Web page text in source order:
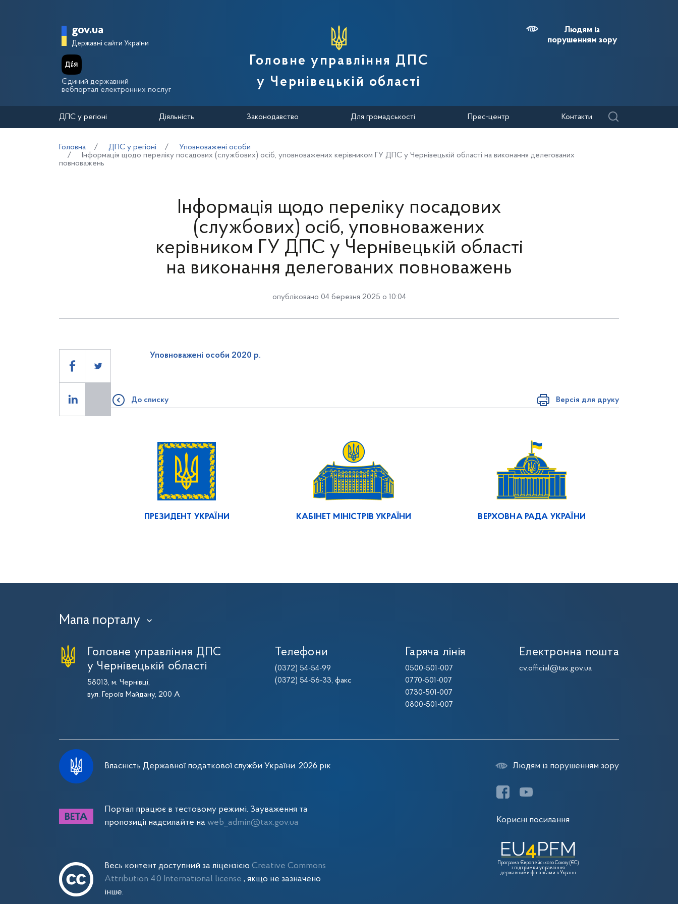
Головна сторінка Державної податкової служби України
gov.ua
Державні сайти України
Єдиний державний
вебпортал електронних послуг
Головне управління ДПС
у Чернівецькій області
Людям із
порушенням зору
ДПС у регіоні Діяльність Законодавство Для громадськості Прес-центр Контакти
Головна ДПС у регіоні
Уповноважені особи
Інформація щодо переліку посадових (службових) осіб, уповноважених керівником ГУ ДПС у Чернівецькій області на виконання делегованих
повноважень
Інформація щодо переліку посадових
(службових) осіб, уповноважених
керівником ГУ ДПС у Чернівецькій області
на виконання делегованих повноважень
опубліковано 04 березня 2025 о 10:04
Уповноважені особи 2020 р.
Версія для друку
До списку
ПРЕЗИДЕНТ УКРАЇНИ КАБІНЕТ МІНІСТРІВ УКРАЇНИ ВЕРХОВНА РАДА УКРАЇНИ
Мапа порталу ›
Головне управління ДПС
у Чернівецькій області
58013, м. Чернівці,
вул. Героїв Майдану, 200 А
Телефони
(0372) 54-54-99
(0372) 54-56-33, факс
Гаряча лінія
0500-501-007
0770-501-007
0730-501-007
0800-501-007
Електронна пошта
cv.official@tax.gov.ua
Власність Державної податкової служби України. 2026 рік
Портал працює в тестовому режимі. Зауваження та
пропозиції надсилайте на web_admin@tax.gov.ua
Весь контент доступний за ліцензією Creative Commons
Attribution 4.0 International license , якщо не зазначено
інше.
Людям із порушенням зору
Корисні посилання
Програма Європейського Союзу (ЄС)
з підтримки управління
державними фінансами в Україні